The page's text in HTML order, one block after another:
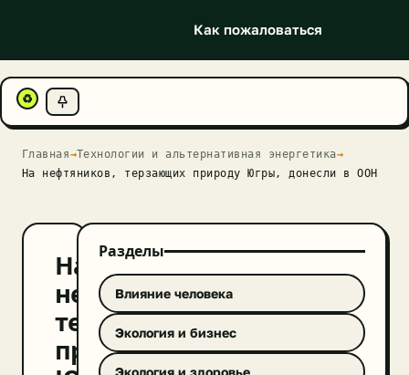
Как пожаловаться
♻
Главная→Технологии и альтернативная энергетика→
На нефтяников, терзающих природу Югры, донесли в ООН
На
нефтяников,
терзающих
природу
Разделы
Влияние человека
Экология и бизнес
Экология и здоровье